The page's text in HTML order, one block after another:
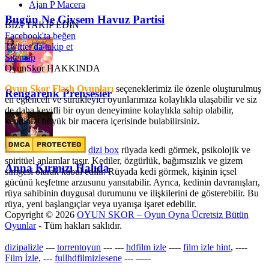
Bugün Ne Giysem Havuz Partisi
Rengarenk Prensesler
Anna Kırmızı Halıda
Ajan P Macera
BİZİ TAKİP EDİN
Facebook'ta beğen
Twitter'da takip et
Sitemap
OyunSkor HAKKINDA
Oyun Skor Flash Oyunları seçeneklerimiz ile özenle oluşturulmuş
en eğlenceli ve sürükleyici oyunlarımıza kolaylıkla ulaşabilir ve siz
de daha keyifli bir oyun deneyimine kolaylıkla sahip olabilir,
kendinizi büyük bir macera içerisinde bulabilirsiniz.
dizi box rüyada kedi görmek​, psikolojik ve
spiritüel anlamlar taşır. Kediler, özgürlük, bağımsızlık ve gizem
simgesi olarak kabul edilir. Rüyada kedi görmek, kişinin içsel
gücünü keşfetme arzusunu yansıtabilir. Ayrıca, kedinin davranışları,
rüya sahibinin duygusal durumunu ve ilişkilerini de gösterebilir. Bu
rüya, yeni başlangıçlar veya uyanışa işaret edebilir.
Copyright © 2026 OYUN SKOR – Oyun Oyna Ücretsiz Bütün
Oyunlar- Tüm hakları saklıdır.
dizipalizle --- torrentoyun --- --- hdfilm izle ---- film izle hint, ----
Film İzle, --- fullhdfilmizlesene --- -----